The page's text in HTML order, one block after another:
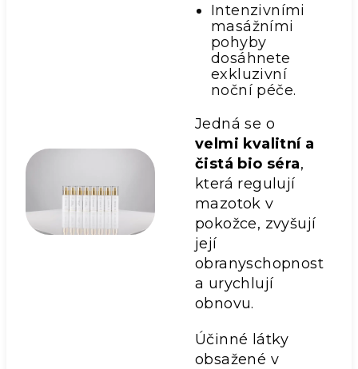
Intenzivními
masážními
pohyby
dosáhnete
exkluzivní
noční péče.
Jedná se o
velmi kvalitní a
čistá bio séra,
která regulují
mazotok v
pokožce, zvyšují
její
obranyschopnost
a urychlují
obnovu.
Účinné látky
obsažené v